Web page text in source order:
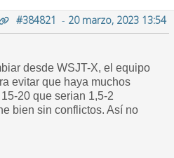
#384821 - 20 marzo, 2023 13:54
desde WSJT-X, el equipo
evitar que haya muchos
20 que serian 1,5-2
bien sin conflictos. Así no